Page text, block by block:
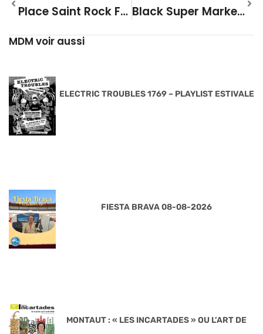
Place Saint Rock FACE B – Avril 2026 Black Super Market #27 – Saison 28
MDM voir aussi
ELECTRIC TROUBLES 1769 – PLAYLIST ESTIVALE
FIESTA BRAVA 08-08-2026
MONTAUT : « LES INCARTADES » OU L’ART DE